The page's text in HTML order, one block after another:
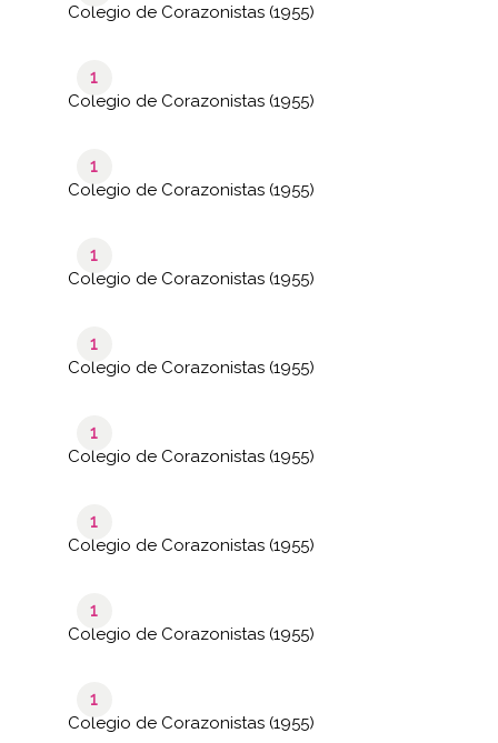
Colegio de Corazonistas (1955)
1
Colegio de Corazonistas (1955)
1
Colegio de Corazonistas (1955)
1
Colegio de Corazonistas (1955)
1
Colegio de Corazonistas (1955)
1
Colegio de Corazonistas (1955)
1
Colegio de Corazonistas (1955)
1
Colegio de Corazonistas (1955)
1
Colegio de Corazonistas (1955)